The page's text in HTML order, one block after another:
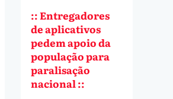
:: Entregadores
de aplicativos
pedem apoio da
população para
paralisação
nacional ::